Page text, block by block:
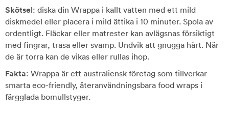
Skötsel: diska din Wrappa i kallt vatten med ett mild
diskmedel eller placera i mild ättika i 10 minuter. Spola av
ordentligt. Fläckar eller matrester kan avlägsnas försiktigt
med fingrar, trasa eller svamp. Undvik att gnugga hårt. När
de är torra kan de vikas eller rullas ihop.
Fakta: Wrappa är ett australiensk företag som tillverkar
smarta eco-friendly, återanvändningsbara food wraps i
färgglada bomullstyger.